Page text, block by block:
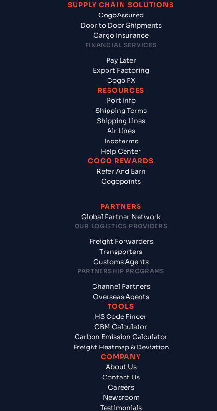
SUPPLY CHAIN SOLUTIONS
CogoAssured
Door to Door Shipments
Cargo Insurance
FINANCIAL SERVICES
Pay Later
Export Factoring
Cogo FX
RESOURCES
Port Info
Shipping Terms
Shipping Lines
Air Lines
Incoterms
Help Center
COGO REWARDS
Refer And Earn
Cogopoints
PARTNERS
Global Partner Network
OUR LOGISTICS PROVIDERS
Freight Forwarders
Transporters
Customs Agents
PARTNERSHIP PROGRAMS
Channel Partners
Overseas Agents
TOOLS
HS Code Finder
CBM Calculator
Carbon Emission Calculator
Freight Heatmap & Deviation
COMPANY
About Us
Contact Us
Careers
Newsroom
Testimonials